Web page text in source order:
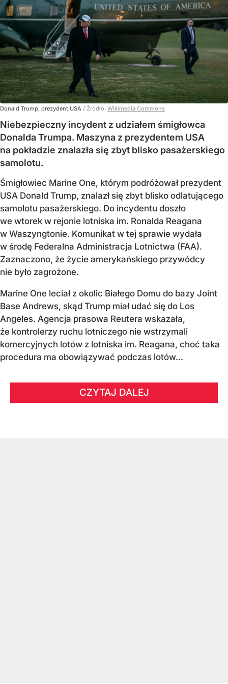
Donald Trump, prezydent USA / Źródło: Wikimedia Commons
Niebezpieczny incydent z udziałem śmigłowca
Donalda Trumpa. Maszyna z prezydentem USA
na pokładzie znalazła się zbyt blisko pasażerskiego
samolotu.
Śmigłowiec Marine One, którym podróżował prezydent
USA Donald Trump, znalazł się zbyt blisko odlatującego
samolotu pasażerskiego. Do incydentu doszło
we wtorek w rejonie lotniska im. Ronalda Reagana
w Waszyngtonie. Komunikat w tej sprawie wydała
w środę Federalna Administracja Lotnictwa (FAA).
Zaznaczono, że życie amerykańskiego przywódcy
nie było zagrożone.
Marine One leciał z okolic Białego Domu do bazy Joint
Base Andrews, skąd Trump miał udać się do Los
Angeles. Agencja prasowa Reutera wskazała,
że kontrolerzy ruchu lotniczego nie wstrzymali
komercyjnych lotów z lotniska im. Reagana, choć taka
procedura ma obowiązywać podczas lotów...
CZYTAJ DALEJ